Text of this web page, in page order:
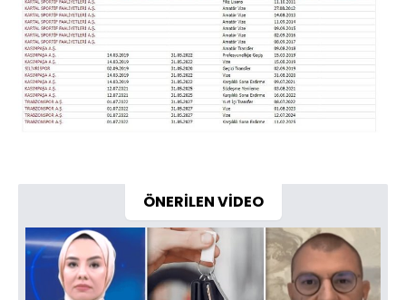
ÖNERİLEN VİDEO